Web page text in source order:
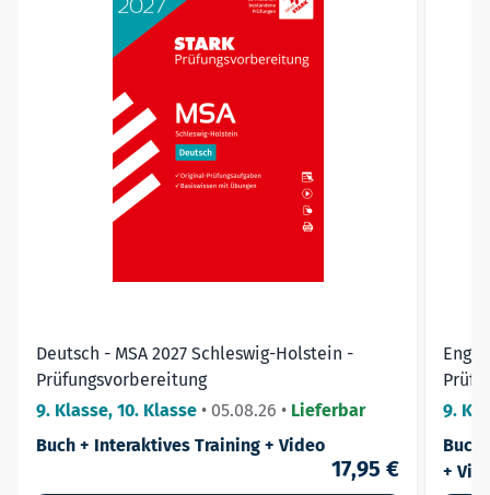
➔ Starten Sie jetzt mit der Vorbereitung für den
Abschluss und gehen Sie mit Selbstvertrauen in die
Deutsch - MSA 2027 Schleswig-Holstein -
Prüfungsvorbereitung
9. Klasse, 10. Klasse • 05.08.26 • Lieferbar
Buch + Interaktives Training + Video
17,95 €
9.
Buch
+